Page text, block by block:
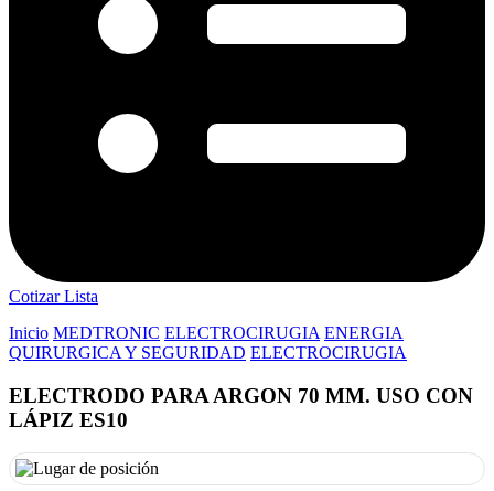
Cotizar Lista
Inicio MEDTRONIC ELECTROCIRUGIA ENERGIA
QUIRURGICA Y SEGURIDAD ELECTROCIRUGIA
ELECTRODO PARA ARGON 70 MM. USO CON
LÁPIZ ES10